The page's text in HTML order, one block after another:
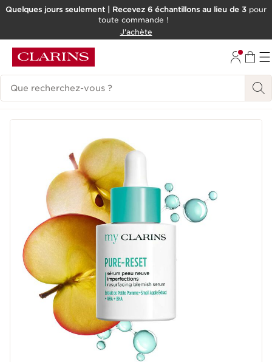
ALLER AU CONTENU
Quelques jours seulement | Recevez 6 échantillons au lieu de 3 pour
toute commande !
J'achète
Historique des recherches